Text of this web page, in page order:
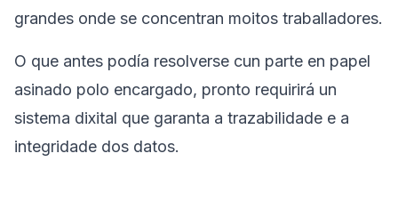
grandes onde se concentran moitos traballadores.
O que antes podía resolverse cun parte en papel
asinado polo encargado, pronto requirirá un
sistema dixital que garanta a trazabilidade e a
integridade dos datos.